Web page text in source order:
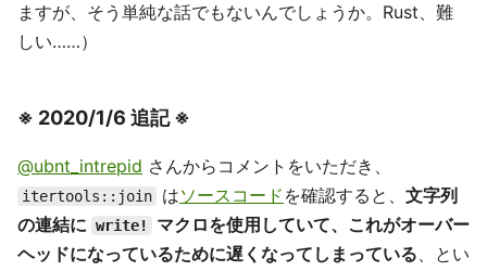
ますが、そう単純な話でもないんでしょうか。Rust、難
しい……）
※ 2020/1/6 追記 ※
@ubnt_intrepid さんからコメントをいただき、
itertools::join はソースコード を確認すると、 文字列
の連結に write!
マクロを使用していて、これがオーバー
ヘッドになっているために遅くなってしまっている、とい